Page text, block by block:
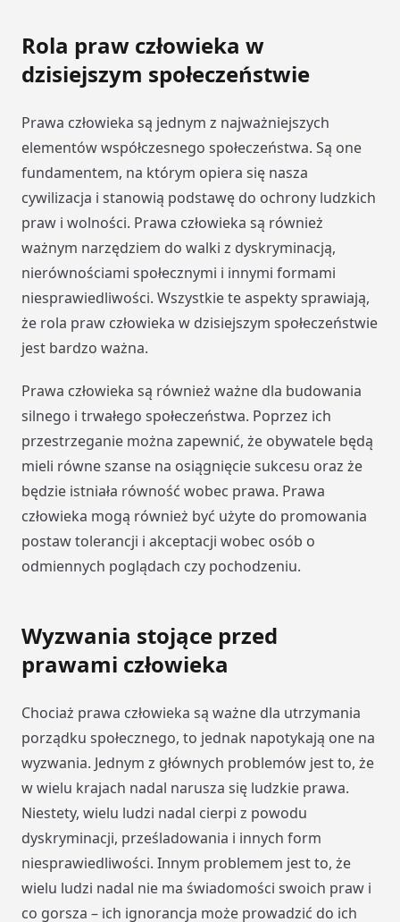
Rola praw człowieka w
dzisiejszym społeczeństwie
Prawa człowieka są jednym z najważniejszych
elementów współczesnego społeczeństwa. Są one
fundamentem, na którym opiera się nasza
cywilizacja i stanowią podstawę do ochrony ludzkich
praw i wolności. Prawa człowieka są również
ważnym narzędziem do walki z dyskryminacją,
nierównościami społecznymi i innymi formami
niesprawiedliwości. Wszystkie te aspekty sprawiają,
że rola praw człowieka w dzisiejszym społeczeństwie
jest bardzo ważna.
Prawa człowieka są również ważne dla budowania
silnego i trwałego społeczeństwa. Poprzez ich
przestrzeganie można zapewnić, że obywatele będą
mieli równe szanse na osiągnięcie sukcesu oraz że
będzie istniała równość wobec prawa. Prawa
człowieka mogą również być użyte do promowania
postaw tolerancji i akceptacji wobec osób o
odmiennych poglądach czy pochodzeniu.
Wyzwania stojące przed
prawami człowieka
Chociaż prawa człowieka są ważne dla utrzymania
porządku społecznego, to jednak napotykają one na
wyzwania. Jednym z głównych problemów jest to, że
w wielu krajach nadal narusza się ludzkie prawa.
Niestety, wielu ludzi nadal cierpi z powodu
dyskryminacji, prześladowania i innych form
niesprawiedliwości. Innym problemem jest to, że
wielu ludzi nadal nie ma świadomości swoich praw i
co gorsza – ich ignorancja może prowadzić do ich